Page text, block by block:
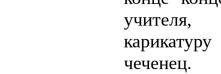
учителя,
чеченец.